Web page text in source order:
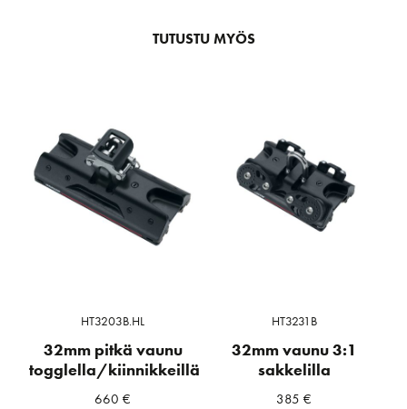
TUTUSTU MYÖS
HT3203B.HL
32mm pitkä vaunu
togglella/kiinnikkeillä
660€
HT3231B
32mm vaunu 3:1
sakkelilla
385€